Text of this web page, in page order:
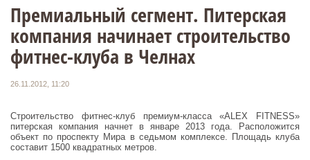
Премиальный сегмент. Питерская
компания начинает строительство
фитнес-клуба в Челнах
26.11.2012, 11:20
Строительство фитнес-клуб премиум-класса «ALEX FITNESS»
питерская компания начнет в январе 2013 года. Расположится
объект по проспекту Мира в седьмом комплексе. Площадь клуба
составит 1500 квадратных метров.